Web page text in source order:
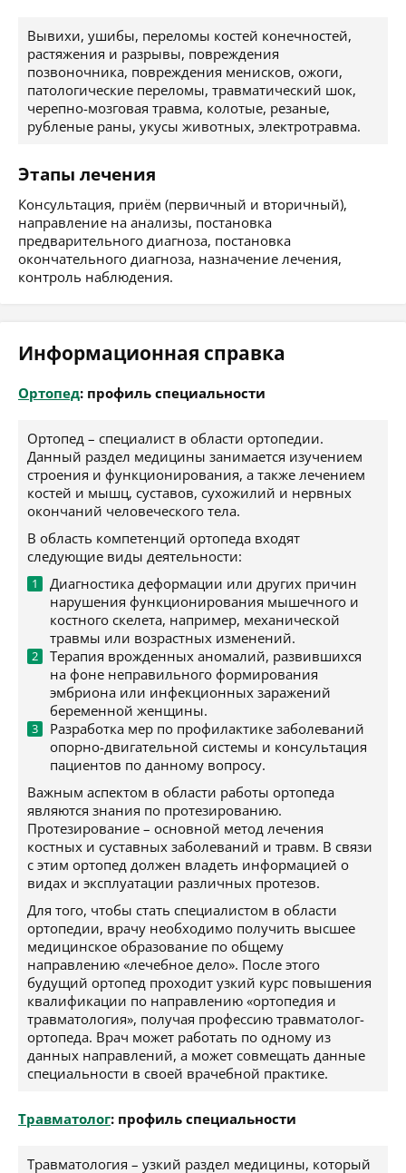
Вывихи, ушибы, переломы костей конечностей,
растяжения и разрывы, повреждения
позвоночника, повреждения менисков, ожоги,
патологические переломы, травматический шок,
черепно-мозговая травма, колотые, резаные,
рубленые раны, укусы животных, электротравма.
Этапы лечения
Консультация, приём (первичный и вторичный),
направление на анализы, постановка
предварительного диагноза, постановка
окончательного диагноза, назначение лечения,
контроль наблюдения.
Информационная справка
Ортопед: профиль специальности
Ортопед – специалист в области ортопедии.
Данный раздел медицины занимается изучением
строения и функционирования, а также лечением
костей и мышц, суставов, сухожилий и нервных
окончаний человеческого тела.
В область компетенций ортопеда входят
следующие виды деятельности:
Диагностика деформации или других причин
нарушения функционирования мышечного и
костного скелета, например, механической
травмы или возрастных изменений.
Терапия врожденных аномалий, развившихся
на фоне неправильного формирования
эмбриона или инфекционных заражений
беременной женщины.
Разработка мер по профилактике заболеваний
опорно-двигательной системы и консультация
пациентов по данному вопросу.
Важным аспектом в области работы ортопеда
являются знания по протезированию.
Протезирование – основной метод лечения
костных и суставных заболеваний и травм. В связи
с этим ортопед должен владеть информацией о
видах и эксплуатации различных протезов.
Для того, чтобы стать специалистом в области
ортопедии, врачу необходимо получить высшее
медицинское образование по общему
направлению «лечебное дело». После этого
будущий ортопед проходит узкий курс повышения
квалификации по направлению «ортопедия и
травматология», получая профессию травматолог-
ортопеда. Врач может работать по одному из
данных направлений, а может совмещать данные
специальности в своей врачебной практике.
Травматолог: профиль специальности
Травматология – узкий раздел медицины, который